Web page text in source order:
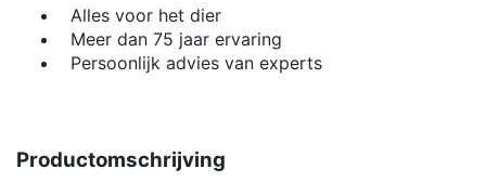
Alles voor het dier
Meer dan 75 jaar ervaring
Persoonlijk advies van experts
Productomschrijving